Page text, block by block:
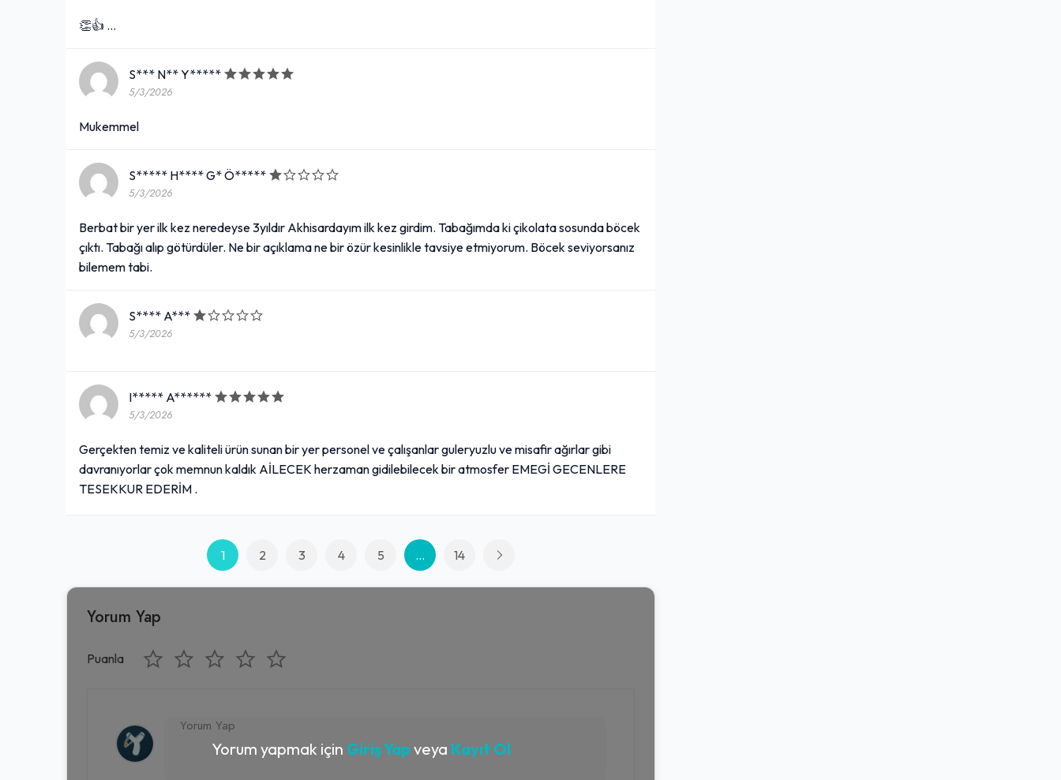
👏👍 …
S*** N** Y*****
5/3/2026
Mukemmel
S***** H**** G* Ö*****
5/3/2026
Berbat bir yer ilk kez neredeyse 3yıldır Akhisardayım ilk kez girdim. Tabağımda ki çikolata sosunda böcek
çıktı. Tabağı alıp götürdüler. Ne bir açıklama ne bir özür kesinlikle tavsiye etmiyorum. Böcek seviyorsanız
bilemem tabi.
S**** A***
5/3/2026
I***** A******
5/3/2026
Gerçekten temiz ve kaliteli ürün sunan bir yer personel ve çalışanlar guleryuzlu ve misafir ağırlar gibi
davranıyorlar çok memnun kaldık AİLECEK herzaman gidilebilecek bir atmosfer EMEGİ GECENLERE
TESEKKUR EDERİM .
1 2 3 4 5 ... 14
Yorum Yap
Puanla
Yorum yapmak için Giriş Yap veya Kayıt Ol